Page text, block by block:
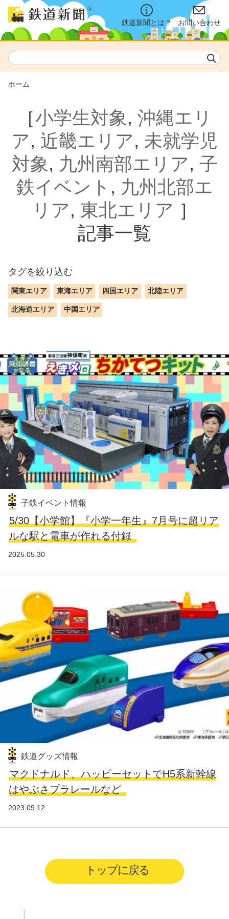
鉄道新聞とは？ お問い合わせ
ホーム
［小学生対象, 沖縄エリ
ア, 近畿エリア, 未就学児
対象, 九州南部エリア, 子
鉄イベント , 九州北部エ
リア, 東北エリア ］
記事一覧
タグを絞り込む
関東エリア 東海エリア 四国エリア 北陸エリア
北海道エリア 中国エリア
子鉄イベント情報
5/30【小学館】『小学一年生』7月号に超リア
ルな駅と電車が作れる付録
2025.05.30
鉄道グッズ情報
マクドナルド、ハッピーセットでH5系新幹線
はやぶさプラレールなど
2023.09.12
トップに戻る